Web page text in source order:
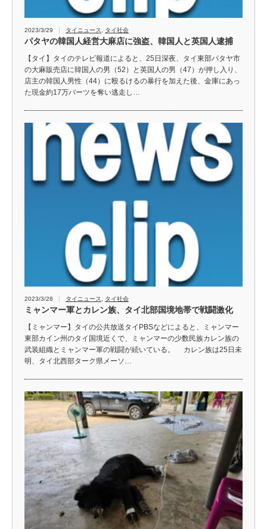
2023/3/29 タイニュース タイ社会
パタヤの韓国人経営大麻店に強盗、韓国人と英国人逮捕
【タイ】タイのテレビ報道によると、25日深夜、タイ東部パタヤ市
の大麻販売店に韓国人の男（52）と英国人の男（47）が押し入り、
店主の韓国人男性（44）に殴るけるの暴行を加えた後、金庫にあっ
た現金約17万バーツを奪い逃走し…
2023/3/28 タイニュース タイ社会
ミャンマー軍とカレン族、タイ北部国境地帯で戦闘激化
【ミャンマー】タイの公共放送タイPBSなどによると、ミャンマー
東部カイン州のタイ国境近くで、ミャンマーの少数民族カレン族の
武装組織とミャンマー軍の戦闘が続いている。 カレン族は25日未
明、タイ北西部ターク県メーソ…